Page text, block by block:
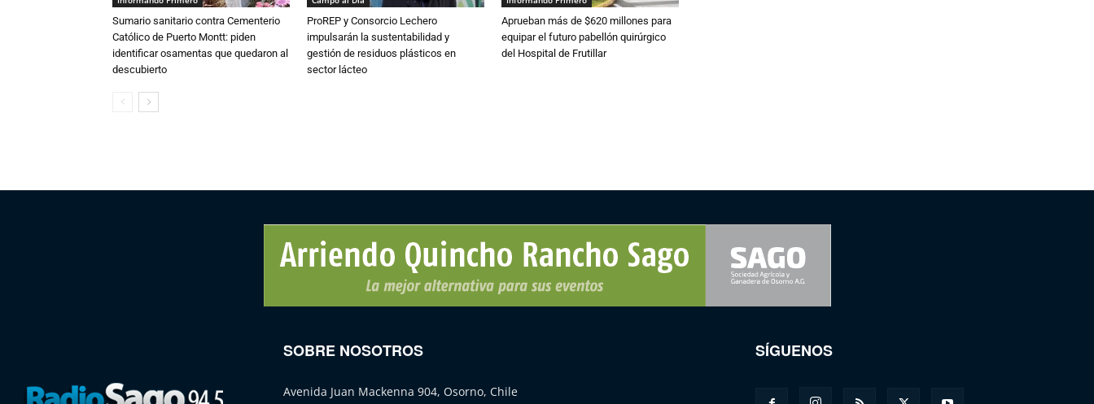
Sumario sanitario contra Cementerio
Católico de Puerto Montt: piden
identificar osamentas que quedaron al
descubierto
ProREP y Consorcio Lechero
impulsarán la sustentabilidad y
gestión de residuos plásticos en
sector lácteo
Aprueban más de $620 millones para
equipar el futuro pabellón quirúrgico
del Hospital de Frutillar
SOBRE NOSOTROS
Avenida Juan Mackenna 904, Osorno, Chile
SÍGUENOS